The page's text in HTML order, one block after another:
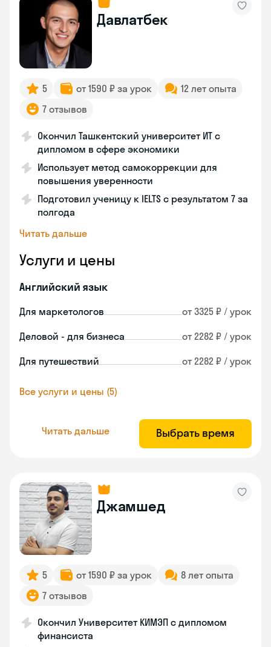
Давлатбек
5 от 1590 ₽ за урок
12 лет опыта
7 отзывов
Окончил Ташкентский университет ИТ с
дипломом в сфере экономики
Использует метод самокоррекции для
повышения уверенности
Подготовил ученицу к IELTS с результатом 7 за
полгода
Читать дальше
Услуги и цены
Английский язык
Для маркетологов от 3325 ₽ / урок
Деловой - для бизнеса от 2282 ₽ / урок
Для путешествий от 2282 ₽ / урок
Все услуги и цены (5)
Читать дальше Выбрать время
Джамшед
5 от 1590 ₽ за урок
8 лет опыта
7 отзывов
Окончил Университет КИМЭП с дипломом
финансиста